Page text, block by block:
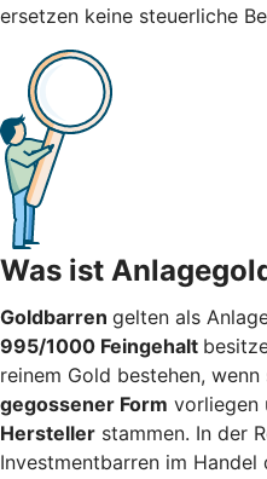
ersetzen keine steuerliche
Was ist
Goldbarren gelten als
995/1000 Feingehalt
reinem Gold bestehen, wenn
gegossener Form vorliegen
Hersteller stammen. In der
Investmentbarren im Handel